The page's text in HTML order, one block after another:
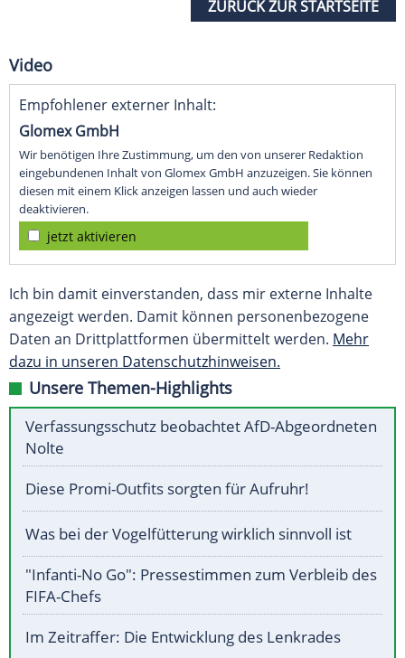
ZURÜCK ZUR STARTSEITE
Video
Empfohlener externer Inhalt:
Glomex GmbH
Wir benötigen Ihre Zustimmung, um den von unserer Redaktion
eingebundenen Inhalt von Glomex GmbH anzuzeigen. Sie können
diesen mit einem Klick anzeigen lassen und auch wieder
deaktivieren.
jetzt aktivieren
Ich bin damit einverstanden, dass mir externe Inhalte
angezeigt werden. Damit können personenbezogene
Daten an Drittplattformen übermittelt werden. Mehr
dazu in unseren Datenschutzhinweisen.
Unsere Themen-Highlights
Verfassungsschutz beobachtet AfD-Abgeordneten
Nolte
Diese Promi-Outfits sorgten für Aufruhr!
Was bei der Vogelfütterung wirklich sinnvoll ist
"Infanti-No Go": Pressestimmen zum Verbleib des
FIFA-Chefs
Im Zeitraffer: Die Entwicklung des Lenkrades